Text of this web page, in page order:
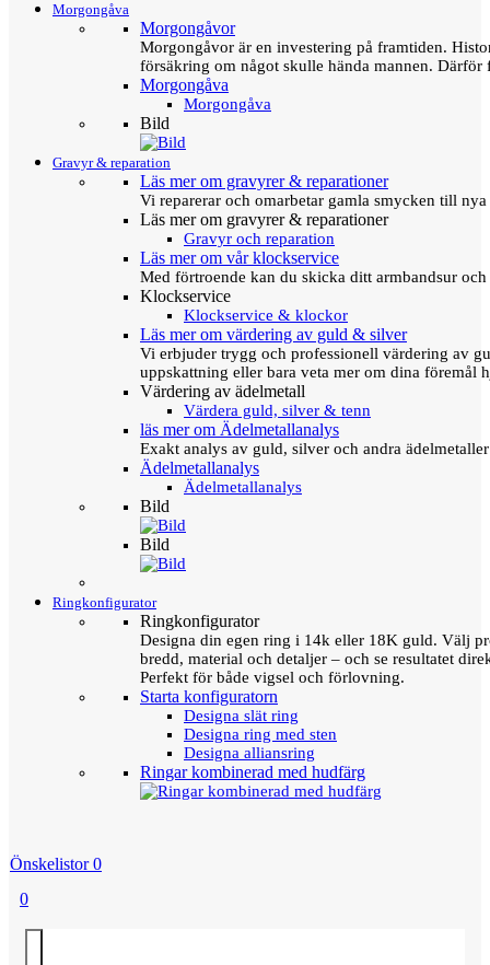
Morgongåva
Morgongåvor
Morgongåvor är en investering på framtiden.
försäkring om något skulle hända mannen.
Morgongåva
Morgongåva
Bild
Gravyr & reparation
Läs mer om gravyrer & reparationer
Vi reparerar och omarbetar gamla smycken till
Läs mer om gravyrer & reparationer
Gravyr och reparation
Läs mer om vår klockservice
Med förtroende kan du skicka ditt armbandsur
Klockservice
Klockservice & klockor
Läs mer om värdering av guld & silver
Vi erbjuder trygg och professionell värdering av
uppskattning eller bara veta mer om dina föremål
Värdering av ädelmetall
Värdera guld, silver & tenn
läs mer om Ädelmetallanalys
Exakt analys av guld, silver och andra
Ädelmetallanalys
Ädelmetallanalys
Bild
Bild
Ringkonfigurator
Ringkonfigurator
Designa din egen ring i 14k eller 18K guld. Välj
bredd, material och detaljer – och se resultatet
Perfekt för både vigsel och förlovning.
Starta konfiguratorn
Designa slät ring
Designa ring med sten
Designa alliansring
Ringar kombinerad med hudfärg
Önskelistor 0
0